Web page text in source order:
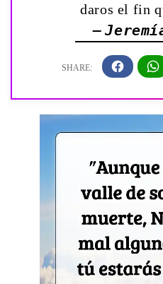
daros el fin
—